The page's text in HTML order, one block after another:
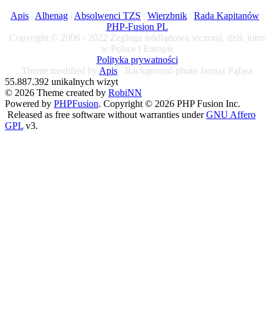
Apis | Alhenag | Absolwenci TZS | Wierzbnik | Rada Kapitanów |
PHP-Fusion PL
Copyright © 2006 - 2022 Żegluga śródlądowa wczoraj, dziś, jutro
w Polsce i Europie
Polityka prywatności
Theme modified by Apis Background-photo Janusz Fąfara
55.887.392 unikalnych wizyt
© 2026 Theme created by RobiNN
Powered by PHPFusion. Copyright © 2026 PHP Fusion Inc.
Released as free software without warranties underGNU Affero
GPL v3.